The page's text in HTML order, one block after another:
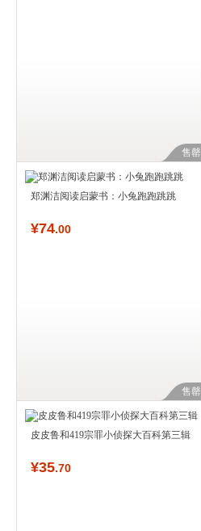
售罄
郑渊洁阅读启蒙书：小兔跑跑跳跳
¥74.00
售罄
皮皮鲁和419宗罪小侦探大百科第三辑
¥35.70